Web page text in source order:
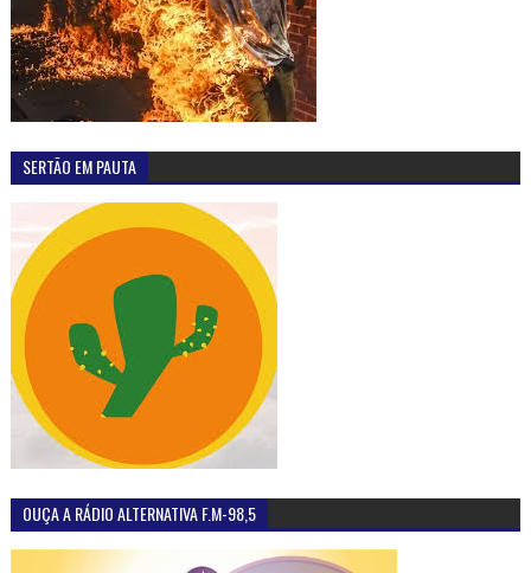
SERTÃO EM PAUTA
OUÇA A RÁDIO ALTERNATIVA F.M-98,5